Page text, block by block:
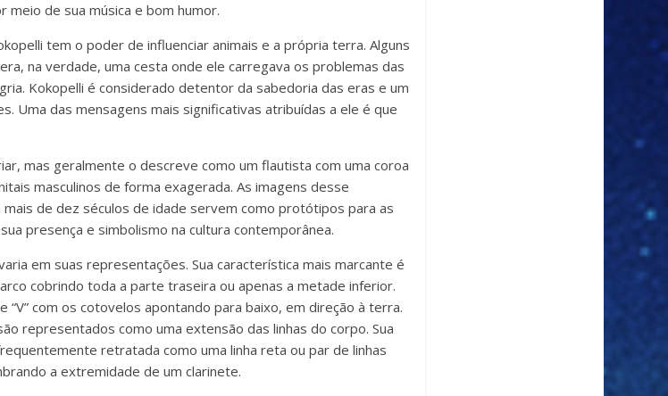
meio de sua música e bom humor.
tem o poder de influenciar animais e a própria terra. Alguns
na verdade, uma cesta onde ele carregava os problemas das
Kokopelli é considerado detentor da sabedoria das eras e um
Uma das mensagens mais significativas atribuídas a ele é que
mas geralmente o descreve como um flautista com uma coroa
masculinos de forma exagerada. As imagens desse
de dez séculos de idade servem como protótipos para as
presença e simbolismo na cultura contemporânea.
em suas representações. Sua característica mais marcante é
cobrindo toda a parte traseira ou apenas a metade inferior.
com os cotovelos apontando para baixo, em direção à terra.
representados como uma extensão das linhas do corpo. Sua
retratada como uma linha reta ou par de linhas
a extremidade de um clarinete.